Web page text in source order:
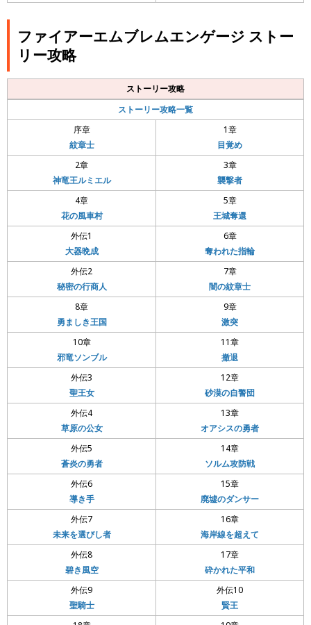
ファイアーエムブレムエンゲージ ストー
リー攻略
ストーリー攻略
ストーリー攻略一覧
序章
紋章士
1章
目覚め
2章
神竜王ルミエル
3章
襲撃者
4章
花の風車村
5章
王城奪還
外伝1
大器晩成
6章
奪われた指輪
外伝2
秘密の行商人
7章
闇の紋章士
8章
勇ましき王国
9章
激突
10章
邪竜ソンブル
11章
撤退
外伝3
聖王女
12章
砂漠の自警団
外伝4
草原の公女
13章
オアシスの勇者
外伝5
蒼炎の勇者
14章
ソルム攻防戦
外伝6
導き手
15章
廃墟のダンサー
外伝7
未来を選びし者
16章
海岸線を超えて
外伝8
碧き風空
17章
砕かれた平和
外伝9
聖騎士
外伝10
賢王